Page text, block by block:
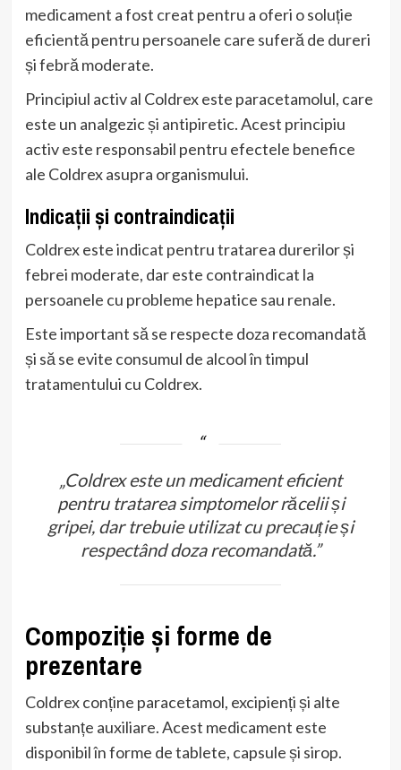
medicament a fost creat pentru a oferi o soluție
eficientă pentru persoanele care suferă de dureri
și febră moderate.
Principiul activ al Coldrex este paracetamolul, care
este un analgezic și antipiretic. Acest principiu
activ este responsabil pentru efectele benefice
ale Coldrex asupra organismului.
Indicații și contraindicații
Coldrex este indicat pentru tratarea durerilor și
febrei moderate, dar este contraindicat la
persoanele cu probleme hepatice sau renale.
Este important să se respecte doza recomandată
și să se evite consumul de alcool în timpul
tratamentului cu Coldrex.
„Coldrex este un medicament eficient
pentru tratarea simptomelor răcelii și
gripei, dar trebuie utilizat cu precauție și
respectând doza recomandată.”
Compoziție și forme de
prezentare
Coldrex conține paracetamol, excipienți și alte
substanțe auxiliare. Acest medicament este
disponibil în forme de tablete, capsule și sirop.